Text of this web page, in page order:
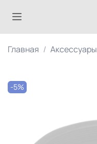
Главная Аксессуары
-5%